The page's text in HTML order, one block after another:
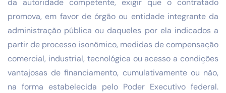
da autoridade competente, exigir que o contratado
promova, em favor de órgão ou entidade integrante da
administração pública ou daqueles por ela indicados a
partir de processo isonômico, medidas de compensação
comercial, industrial, tecnológica ou acesso a condições
vantajosas de financiamento, cumulativamente ou não,
na forma estabelecida pelo Poder Executivo federal.